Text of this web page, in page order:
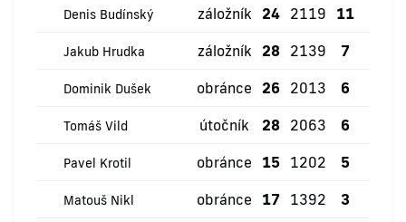
Denis Budínský záložník 24 2119 11
Jakub Hrudka záložník 28 2139 7
Dominik Dušek obránce 26 2013 6
Tomáš Vild útočník 28 2063 6
Pavel Krotil obránce 15 1202 5
Matouš Nikl obránce 17 1392 3